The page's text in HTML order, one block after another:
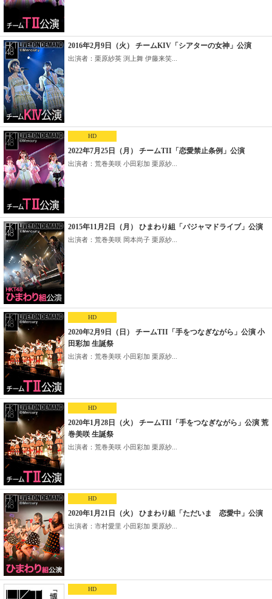
2016年2月9日（火） チームKIV「シアターの女神」公演
出演者：栗原紗英 渕上舞 伊藤来笑...
HD
2022年7月25日（月） チームTII「恋愛禁止条例」公演
出演者：荒巻美咲 小田彩加 栗原紗...
2015年11月2日（月） ひまわり組「パジャマドライブ」公演
出演者：荒巻美咲 岡本尚子 栗原紗...
HD
2020年2月9日（日） チームTII「手をつなぎながら」公演 小
田彩加 生誕祭
出演者：荒巻美咲 小田彩加 栗原紗...
HD
2020年1月28日（火） チームTII「手をつなぎながら」公演 荒
巻美咲 生誕祭
出演者：荒巻美咲 小田彩加 栗原紗...
HD
2020年1月21日（火） ひまわり組「ただいま 恋愛中」公演
出演者：市村愛里 小田彩加 栗原紗...
HD